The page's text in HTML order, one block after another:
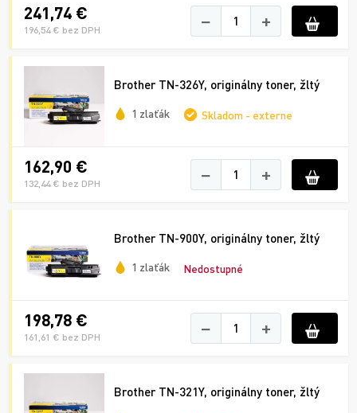
241,74 €
196,54 € bez DPH − +
Brother TN-326Y, originálny toner, žltý
1 zlaťák Skladom - externe
162,90 €
132,44 € bez DPH − +
Brother TN-900Y, originálny toner, žltý
1 zlaťák Nedostupné
198,78 €
161,61 € bez DPH − +
Brother TN-321Y, originálny toner, žltý